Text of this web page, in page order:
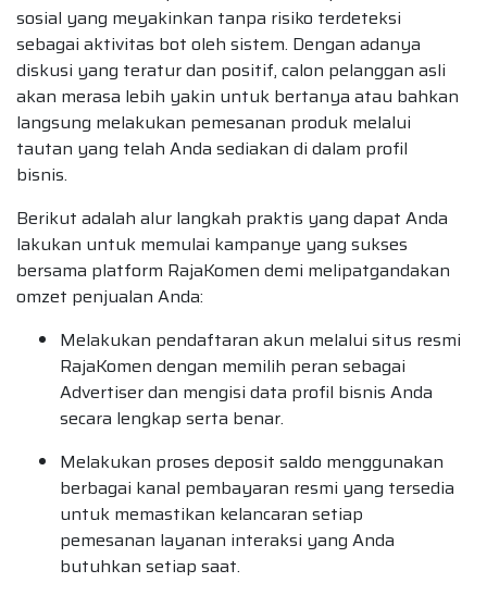
sosial yang meyakinkan tanpa risiko terdeteksi
sebagai aktivitas bot oleh sistem. Dengan adanya
diskusi yang teratur dan positif, calon pelanggan asli
akan merasa lebih yakin untuk bertanya atau bahkan
langsung melakukan pemesanan produk melalui
tautan yang telah Anda sediakan di dalam profil
bisnis.
Berikut adalah alur langkah praktis yang dapat Anda
lakukan untuk memulai kampanye yang sukses
bersama platform RajaKomen demi melipatgandakan
omzet penjualan Anda:
Melakukan pendaftaran akun melalui situs resmi
RajaKomen dengan memilih peran sebagai
Advertiser dan mengisi data profil bisnis Anda
secara lengkap serta benar.
Melakukan proses deposit saldo menggunakan
berbagai kanal pembayaran resmi yang tersedia
untuk memastikan kelancaran setiap
pemesanan layanan interaksi yang Anda
butuhkan setiap saat.